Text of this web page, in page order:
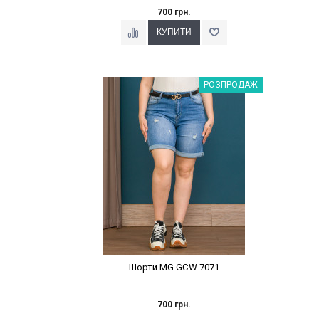
700 грн.
Наклейки Варіант з %РОЗПРОДАЖ
Шорти MG GCW 7071
700 грн.